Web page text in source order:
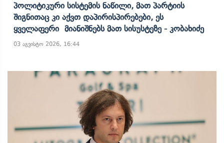
Პოლიტიკური Სისტემის Ნაწილი, Მათ Პარტიის
Შიგნითაც Კი Აქვთ Დაპირისპირებები, Ეს
Ყველაფერი Მიანიშნებს Მათ Სისუსტეზე - Კობახიძე
03 აგვისტო 2026, 16:44